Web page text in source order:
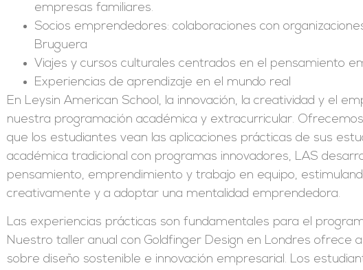
empresas familiares.
Socios emprendedores: colaboraciones con
Bruguera
Viajes y cursos culturales centrados en el pensamiento
Experiencias de aprendizaje en el mundo real
En Leysin American School, la innovación, la creatividad y el
nuestra programación académica y extracurricular.
que los estudiantes vean las aplicaciones prácticas de sus
académica tradicional con programas innovadores, LAS
pensamiento, emprendimiento y trabajo en equipo,
creativamente y a adoptar una mentalidad emprendedora.
Las experiencias prácticas son fundamentales para el
Nuestro taller anual con Goldfinger Design en Londres ofrece
sobre diseño sostenible e innovación empresarial. Los